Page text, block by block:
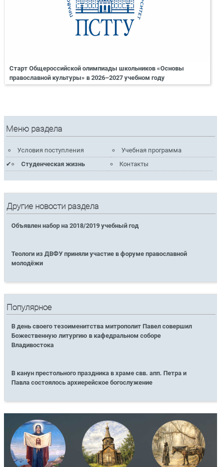
Старт Общероссийской олимпиады школьников «Основы
православной культуры» в 2026–2027 учебном году
Меню раздела
Условия поступления
Учебная программа
Студенческая жизнь
Контакты
Другие новости раздела
Объявлен набор на 2018/2019 учебный год
Теологи из ДВФУ приняли участие в форуме православной
молодёжи
Популярное
В день своего тезоименитства митрополит Павел совершил
Божественную литургию в кафедральном соборе
Владивостока
В канун престольного праздника в храме свв. апп. Петра и
Павла состоялось архиерейское богослужение